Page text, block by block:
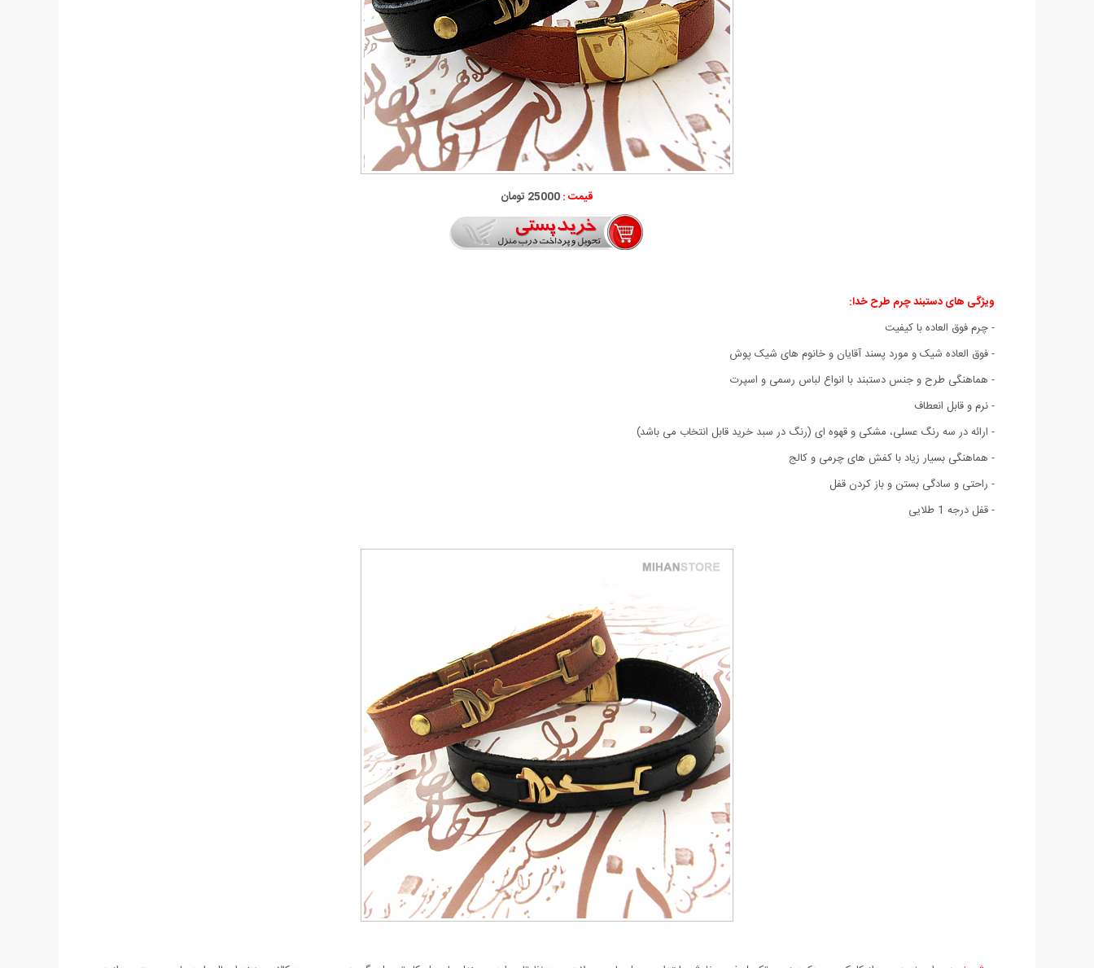
قیمت :25000 تومان
ویژگی های دستبند چرم طرح خدا:
- چرم فوق العاده با کیفیت
- فوق العاده شیک و مورد پسند آقایان و خانوم های شیک پوش
- هماهنگی طرح و جنس دستبند با انواع لباس رسمی و اسپرت
- نرم و قابل انعطاف
- ارائه در سه رنگ عسلی، مشکی و قهوه ای (رنگ در سبد خرید قابل انتخاب می باشد)
- هماهنگی بسیار زیاد با کفش های چرمی و کالج
- راحتی و سادگی بستن و باز کردن قفل
- قفل درجه 1 طلایی